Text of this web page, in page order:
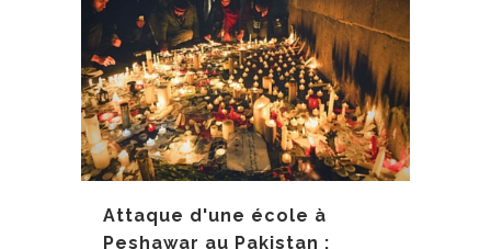
Attaque d'une école à
Peshawar au Pakistan :